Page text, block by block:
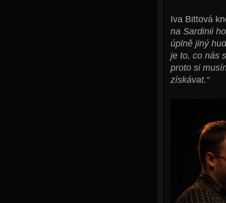
Iva Bittová
na Sardinii
úplně jiný
je to, co nás
proto si
získávat.“